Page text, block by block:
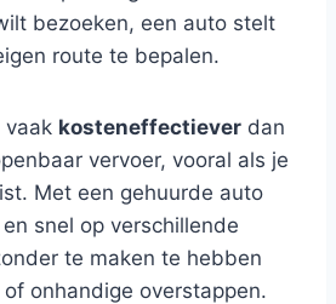
bezoeken, een auto stelt
route te bepalen.
vaak kosteneffectiever dan
vervoer, vooral als je
Met een gehuurde auto
snel op verschillende
te maken te hebben
onhandige overstappen.